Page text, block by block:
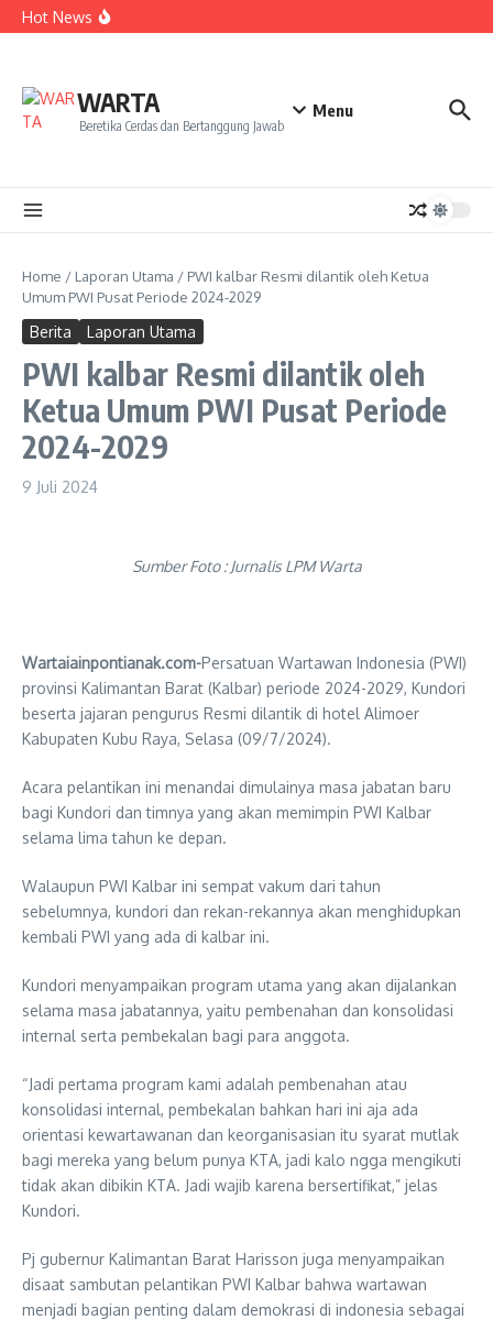
Lewati ke konten
Hot News
ke NCC 4 Bali
Sukseskan Kerja Bakti di Anjungan Melancar
WARTA
Beretika Cerdas dan Bertanggung Jawab
Menu
Home / Laporan Utama / PWI kalbar Resmi dilantik oleh Ketua
Umum PWI Pusat Periode 2024-2029
Berita Laporan Utama
PWI kalbar Resmi dilantik oleh
Ketua Umum PWI Pusat Periode
2024-2029
9 Juli 2024
Sumber Foto : Jurnalis LPM Warta
Wartaiainpontianak.com-Persatuan Wartawan Indonesia (PWI)
provinsi Kalimantan Barat (Kalbar) periode 2024-2029, Kundori
beserta jajaran pengurus Resmi dilantik di hotel Alimoer
Kabupaten Kubu Raya, Selasa (09/7/2024).
Acara pelantikan ini menandai dimulainya masa jabatan baru
bagi Kundori dan timnya yang akan memimpin PWI Kalbar
selama lima tahun ke depan.
Walaupun PWI Kalbar ini sempat vakum dari tahun
sebelumnya, kundori dan rekan-rekannya akan menghidupkan
kembali PWI yang ada di kalbar ini.
Kundori menyampaikan program utama yang akan dijalankan
selama masa jabatannya, yaitu pembenahan dan konsolidasi
internal serta pembekalan bagi para anggota.
“Jadi pertama program kami adalah pembenahan atau
konsolidasi internal, pembekalan bahkan hari ini aja ada
orientasi kewartawanan dan keorganisasian itu syarat mutlak
bagi mereka yang belum punya KTA, jadi kalo ngga mengikuti
tidak akan dibikin KTA. Jadi wajib karena bersertifikat,” jelas
Kundori.
Pj gubernur Kalimantan Barat Harisson juga menyampaikan
disaat sambutan pelantikan PWI Kalbar bahwa wartawan
menjadi bagian penting dalam demokrasi di indonesia sebagai